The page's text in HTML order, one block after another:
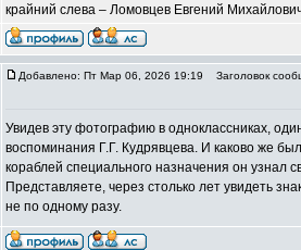
крайний слева – Ломовцев Евгений
Добавлено: Пт Мар 06, 2026 19:19 Заголовок
Увидев эту фотографию в одноклассниках,
воспоминания Г.Г. Кудрявцева. И каково же
кораблей специального назначения он узнал
Представляете, через столько лет увидеть
не по одному разу.